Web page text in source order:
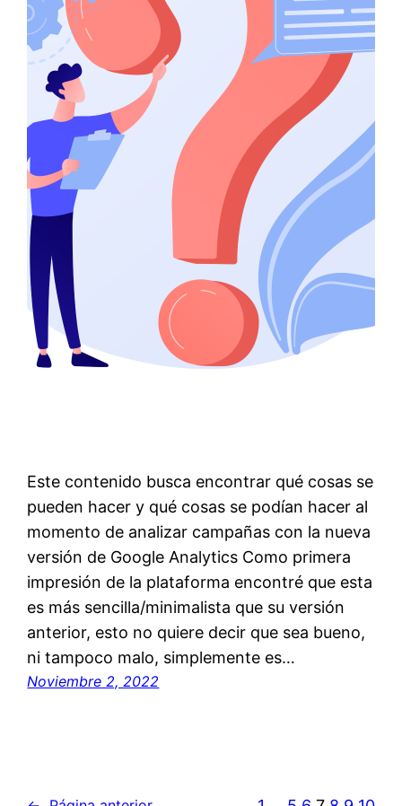
Este contenido busca encontrar qué cosas se
pueden hacer y qué cosas se podían hacer al
momento de analizar campañas con la nueva
versión de Google Analytics Como primera
impresión de la plataforma encontré que esta
es más sencilla/minimalista que su versión
anterior, esto no quiere decir que sea bueno,
ni tampoco malo, simplemente es…
Noviembre 2, 2022